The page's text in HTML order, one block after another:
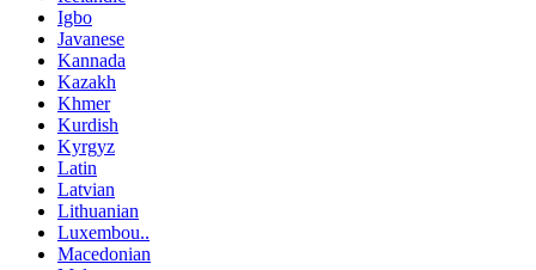
Igbo
Javanese
Kannada
Kazakh
Khmer
Kurdish
Kyrgyz
Latin
Latvian
Lithuanian
Luxembou..
Macedonian